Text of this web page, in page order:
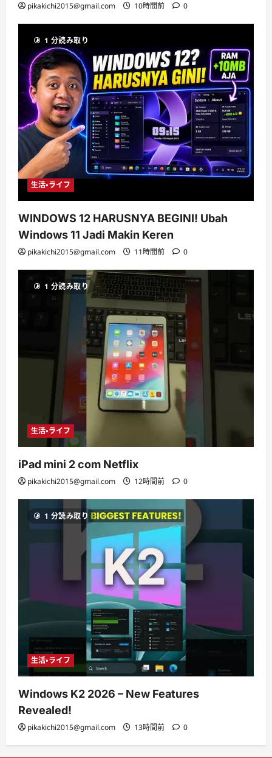
pikakichi2015@gmail.com 10時間前 0
1 分読み取り
生活・ライフ
WINDOWS 12 HARUSNYA BEGINI! Ubah
Windows 11 Jadi Makin Keren
pikakichi2015@gmail.com 11時間前 0
1 分読み取り
生活・ライフ
iPad mini 2 com Netflix
pikakichi2015@gmail.com 12時間前 0
1 分読み取り
生活・ライフ
Windows K2 2026 – New Features
Revealed!
pikakichi2015@gmail.com 13時間前 0